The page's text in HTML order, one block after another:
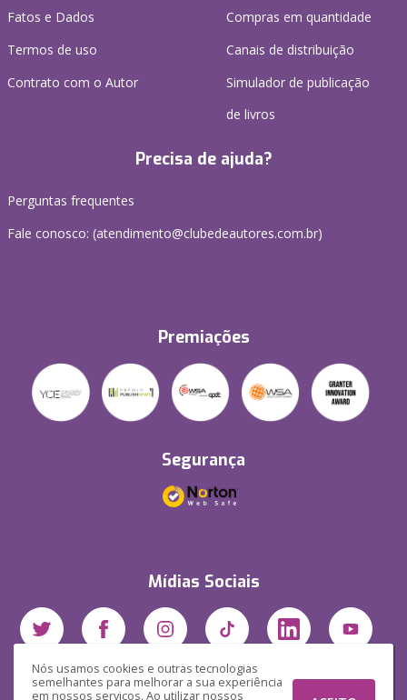
Nós usamos cookies e outras tecnologias
semelhantes para melhorar a sua experiência
em nossos serviços. Ao utilizar nossos
Fatos e Dados
Termos de uso
Contrato com o Autor
Compras em quantidade
Canais de distribuição
Simulador de publicação
de livros
Precisa de ajuda?
Perguntas frequentes
Fale conosco: (atendimento@clubedeautores.com.br)
Premiações
Segurança
Mídias Sociais